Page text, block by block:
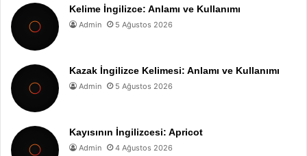
Kelime İngilizce: Anlamı ve Kullanımı
Admin 5 Ağustos 2026
Kazak İngilizce Kelimesi: Anlamı ve Kullanımı
Admin 5 Ağustos 2026
Kayısının İngilizcesi: Apricot
Admin 4 Ağustos 2026